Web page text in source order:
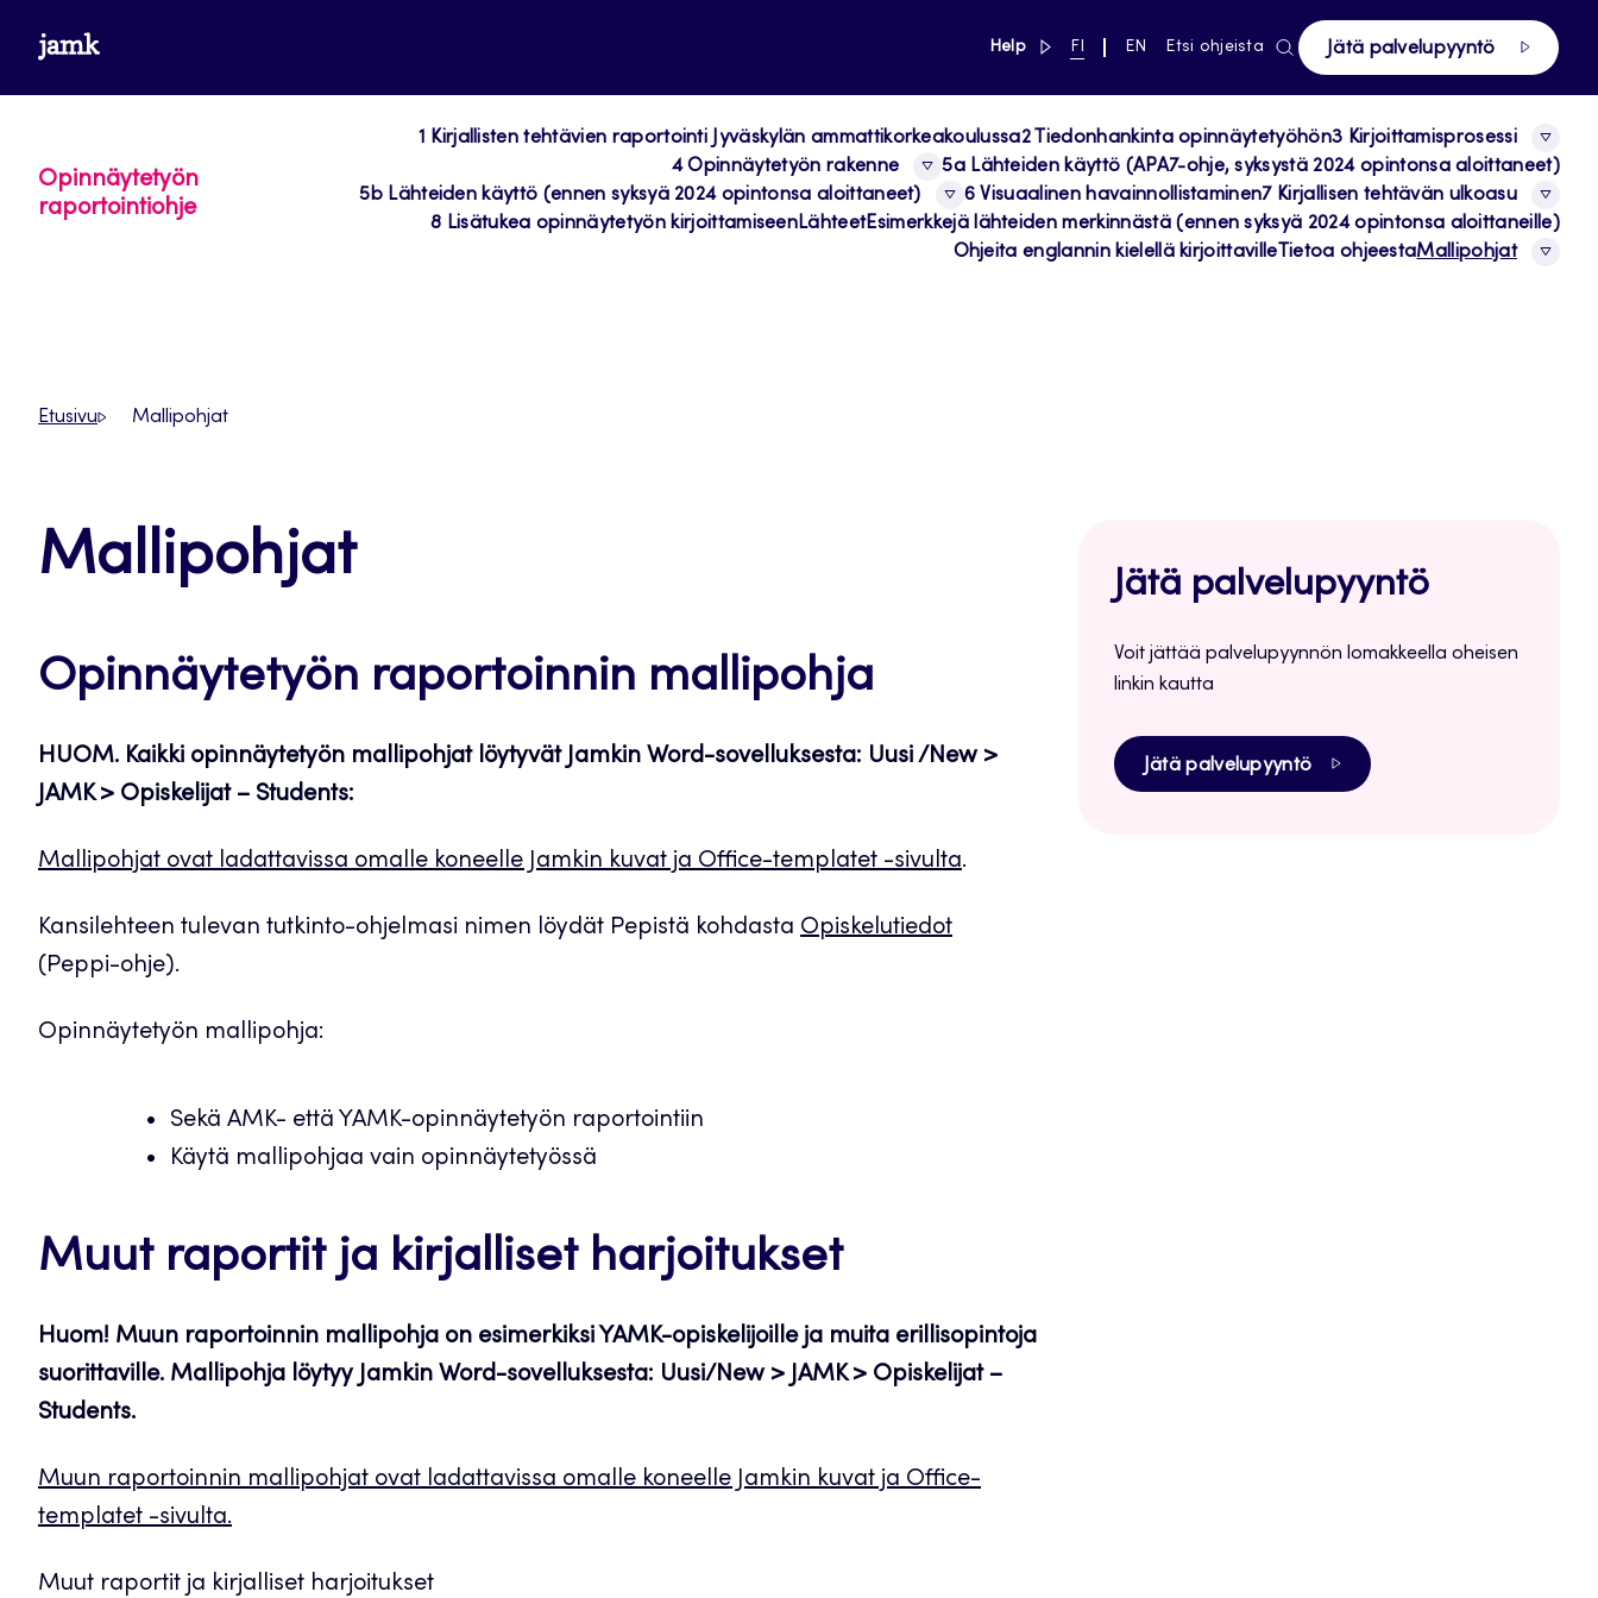
suoraan
sisältöön
www.jamk.fi Help linkki pääsivustolle
NYKYINEN
FI
VAIHDA
EN Etsi ohjeista Jätä palvelupyyntö
Opinnäytetyön
raportointiohje
1 Kirjallisten tehtävien raportointi Jyväskylän ammattikorkeakoulussa2 Tiedonhankinta opinnäytetyöhön3 Kirjoittamisprosessi
4 Opinnäytetyön rakenne
5a Lähteiden käyttö (APA7-ohje, syksystä 2024 opintonsa aloittaneet)
5b Lähteiden käyttö (ennen syksyä 2024 opintonsa aloittaneet)
6 Visuaalinen havainnollistaminen7 Kirjallisen tehtävän ulkoasu
8 Lisätukea opinnäytetyön kirjoittamiseenLähteetEsimerkkejä lähteiden merkinnästä (ennen syksyä 2024 opintonsa aloittaneille)
Ohjeita englannin kielellä kirjoittavilleTietoa ohjeestaMallipohjat
Etusivu Mallipohjat
Mallipohjat
Opinnäytetyön raportoinnin mallipohja
HUOM. Kaikki opinnäytetyön mallipohjat löytyvät Jamkin Word-sovelluksesta: Uusi /New >
JAMK > Opiskelijat – Students:
Mallipohjat ovat ladattavissa omalle koneelle Jamkin kuvat ja Office-templatet -sivulta.
Kansilehteen tulevan tutkinto-ohjelmasi nimen löydät Pepistä kohdasta Opiskelutiedot
(Peppi-ohje).
Opinnäytetyön mallipohja:
Sekä AMK- että YAMK-opinnäytetyön raportointiin
Käytä mallipohjaa vain opinnäytetyössä
Muut raportit ja kirjalliset harjoitukset
Huom! Muun raportoinnin mallipohja on esimerkiksi YAMK-opiskelijoille ja muita erillisopintoja
suorittaville. Mallipohja löytyy Jamkin Word-sovelluksesta: Uusi/New > JAMK > Opiskelijat –
Students.
Muun raportoinnin mallipohjat ovat ladattavissa omalle koneelle Jamkin kuvat ja Office-
templatet -sivulta.
Muut raportit ja kirjalliset harjoitukset
Jätä palvelupyyntö
Voit jättää palvelupyynnön lomakkeella oheisen
linkin kautta
Jätä palvelupyyntö